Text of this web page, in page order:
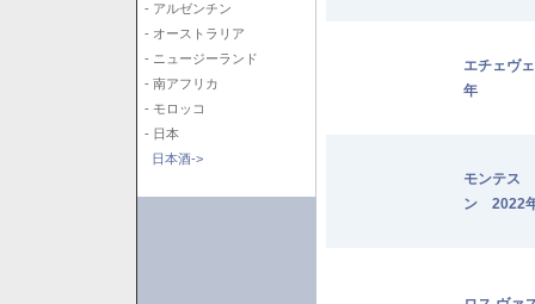
- アルゼンチン
- オーストラリア
- ニュージーランド
- 南アフリカ
- モロッコ
- 日本
日本酒->
エチェヴ
年
モンテス
ン 2022